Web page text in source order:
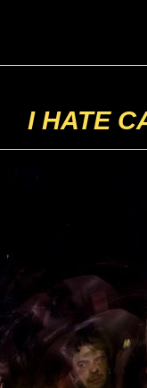
I HATE